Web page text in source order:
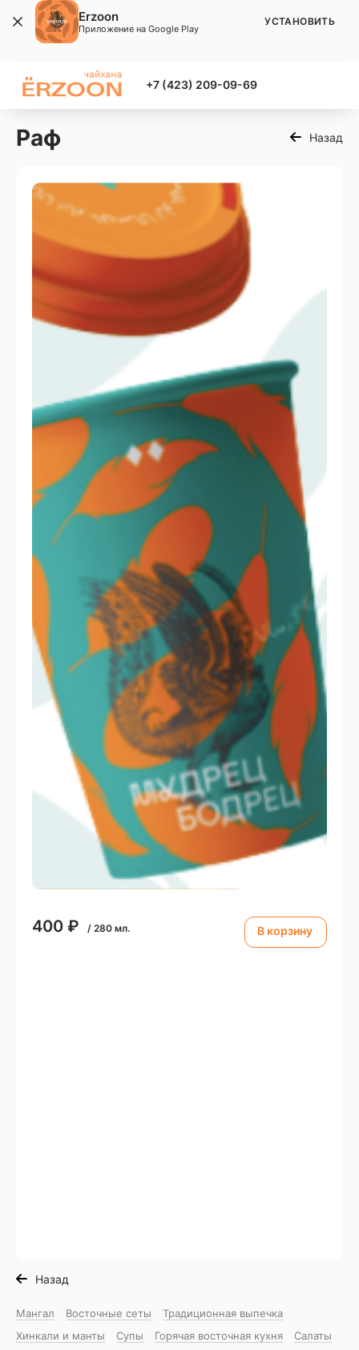
+7 (423) 209-09-69
Раф Назад
400 ₽ / 280 мл. В корзину
Назад
Мангал Восточные сеты
Традиционная выпечка
Хинкали и манты
Супы Горячая восточная куxня
Салаты
Erzoon
Приложение на Google Play
УСТАНОВИТЬ